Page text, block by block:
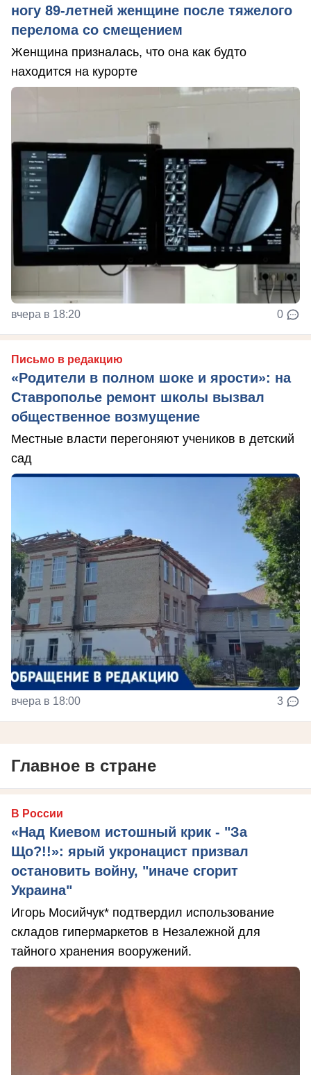
ногу 89-летней женщине после тяжелого
перелома со смещением
Женщина призналась, что она как будто
находится на курорте
вчера в 18:20 0
Письмо в редакцию
«Родители в полном шоке и ярости»: на
Ставрополье ремонт школы вызвал
общественное возмущение
Местные власти перегоняют учеников в детский
сад
вчера в 18:00 3
Главное в стране
В России
«Над Киевом истошный крик - "За
Що?!!»: ярый укронацист призвал
остановить войну, "иначе сгорит
Украина"
Игорь Мосийчук* подтвердил использование
складов гипермаркетов в Незалежной для
тайного хранения вооружений.